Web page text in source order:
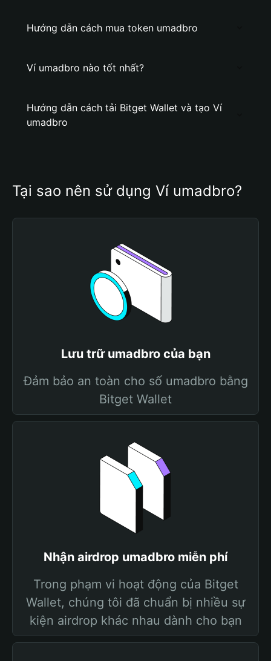
Hướng dẫn cách mua token umadbro
Ví umadbro nào tốt nhất?
Hướng dẫn cách tải Bitget Wallet và tạo Ví
umadbro
Tại sao nên sử dụng Ví umadbro?
Lưu trữ umadbro của bạn
Đảm bảo an toàn cho số umadbro bằng
Bitget Wallet
Nhận airdrop umadbro miễn phí
Trong phạm vi hoạt động của Bitget
Wallet, chúng tôi đã chuẩn bị nhiều sự
kiện airdrop khác nhau dành cho bạn